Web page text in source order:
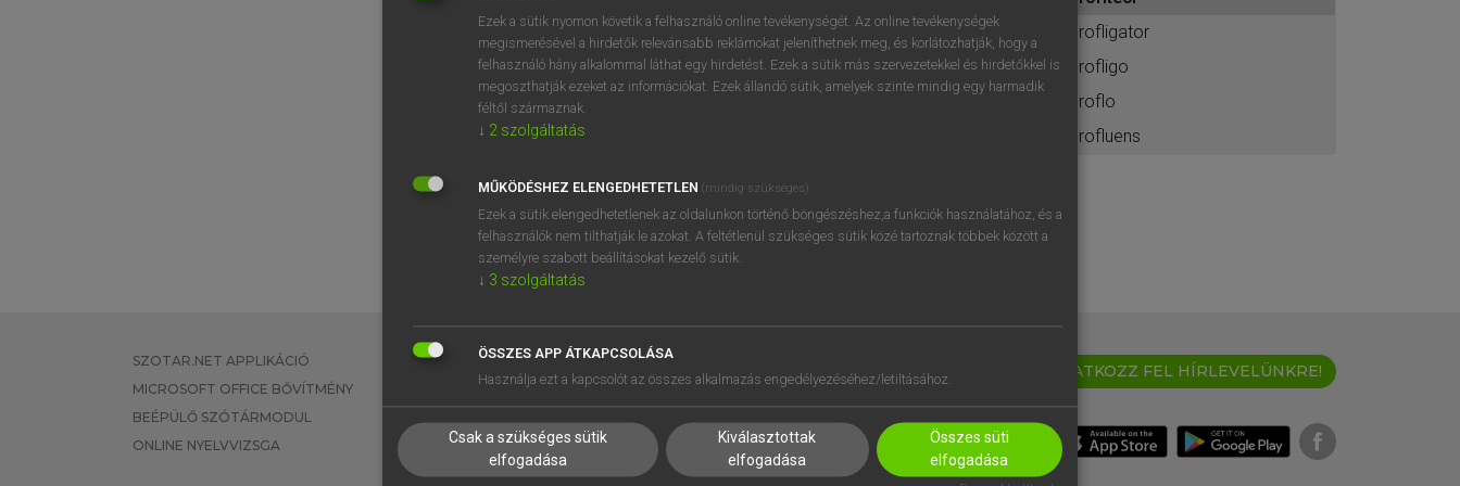
BELÉPÉS
próbaverziójának elindításához
regisztrálok ésbelépek.
REGISZTRÁCIÓ
profligator
profligo
proflo
profluens
SZOTAR.NET APPLIKÁCIÓ
MICROSOFT OFFICE BŐVÍTMÉNY
BEÉPÜLŐ SZÓTÁRMODUL
ONLINE NYELVVIZSGA
EGYÉNI FELHASZNÁLÓKNAK
TANULÓKNAK
VÁLLALATI MEGOLDÁSOK
SÚGÓ
RÓLUNK
SÜTI BEÁLLÍTÁSOK
IRATKOZZ FEL HÍRLEVELÜNKRE!
Ezek a sütik nyomon követik a felhasználó online tevékenységét. Az online tevékenységek
megismerésével a hirdetők relevánsabb reklámokat jeleníthetnek meg, és korlátozhatják, hogy a
felhasználó hány alkalommal láthat egy hirdetést. Ezek a sütik más szervezetekkel és hirdetőkkel is
megoszthatják ezeket az információkat. Ezek állandó sütik, amelyek szinte mindig egy harmadik
féltől származnak.
↓ 2 szolgáltatás
MŰKÖDÉSHEZ ELENGEDHETETLEN (mindig szükséges)
Ezek a sütik elengedhetetlenek az oldalunkon történő böngészéshez,a funkciók használatához, és a
felhasználók nem tilthatják le azokat. A feltétlenül szükséges sütik közé tartoznak többek között a
személyre szabott beállításokat kezelő sütik.
↓ 3 szolgáltatás
ÖSSZES APP ÁTKAPCSOLÁSA
Használja ezt a kapcsolót az összes alkalmazás engedélyezéséhez/letiltásához.
Csak a szükséges sütik
elfogadása
Kiválasztottak
elfogadása
Összes süti
elfogadása